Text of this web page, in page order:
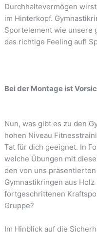
Durchhaltevermögen
im Hinterkopf.
Sportelement wie unsere
das richtige Feeling auf!
Bei der Montage ist
Nun, was gibt es zu den
hohen Niveau
Tat für dich geeignet. In
welche Übungen mit
den von uns
Gymnastikringen aus
fortgeschrittenen
Gruppe?
Im Hinblick auf die